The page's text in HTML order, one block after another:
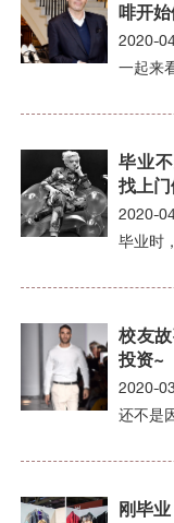
啡开
2020-
一起来
毕业
找上
2020-
毕业时
校友
投资~
2020-
还不是
刚毕